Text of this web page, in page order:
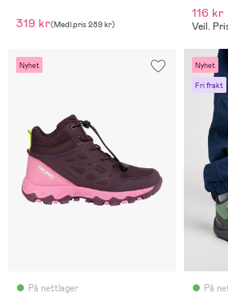
319 kr(Medl.pris 289 kr)
116 kr
Veil.
Nyhet
På nettlager
Nyhet
Fri frakt
På